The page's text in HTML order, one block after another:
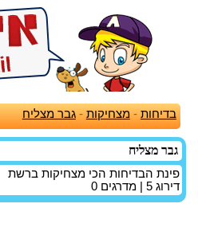
בדיחות -מצחיקות -גבר מצליח
גבר מצליח
פינת הבדיחות הכי מצחיקות ברשת
דירוג 5 | מדרגים 0